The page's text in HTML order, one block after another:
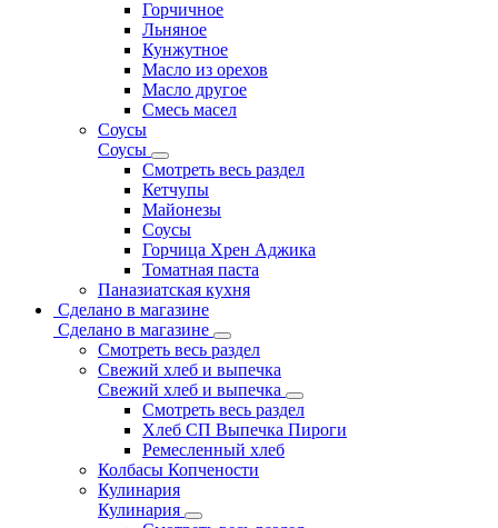
Горчичное
Льняное
Кунжутное
Масло из орехов
Масло другое
Смесь масел
Соусы
Соусы
Смотреть весь раздел
Кетчупы
Майонезы
Соусы
Горчица Хрен Аджика
Томатная паста
Паназиатская кухня
Сделано в магазине
Сделано в магазине
Смотреть весь раздел
Свежий хлеб и выпечка
Свежий хлеб и выпечка
Смотреть весь раздел
Хлеб СП Выпечка Пироги
Ремесленный хлеб
Колбасы Копчености
Кулинария
Кулинария